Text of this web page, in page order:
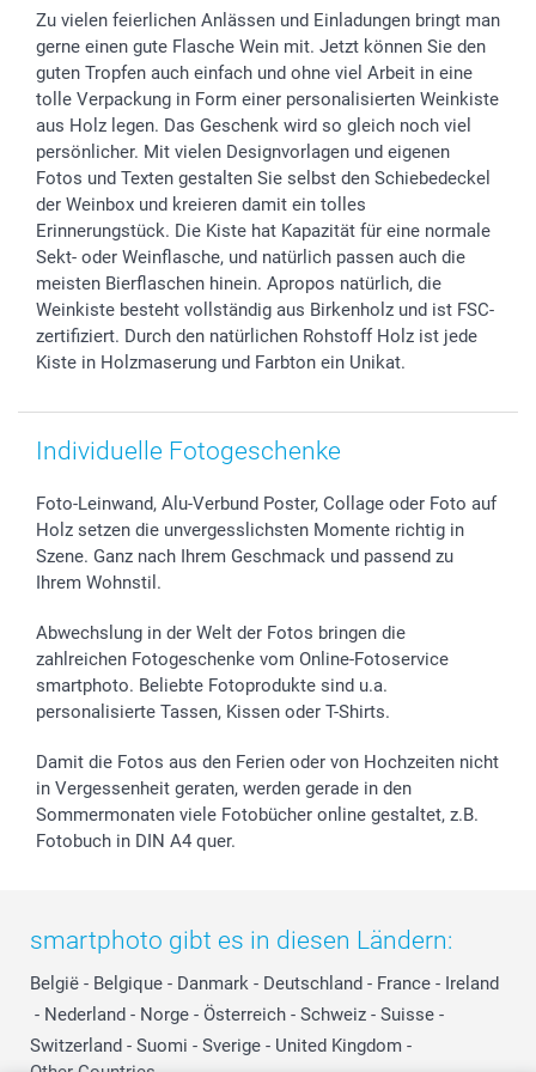
Sticker & Etiketten
Geschenk-Gutscheine (PDF)
Presse
Partnerprogramme
Investor Relations
B2B smartbusiness
Widerrufsrecht
Kommunion & Konfirmation
Hochzeit
Geburtstag
Geburt
Zu allen Anlässen
48h Lieferung
Zahlungsmöglichkeiten
Anmelden /Registrieren
Sitemap
Status der Bestellung
smartfriends
smartgarantie
smartbonus
Zu vielen feierlichen Anlässen und Einladungen bringt man
gerne einen gute Flasche Wein mit. Jetzt können Sie den
guten Tropfen auch einfach und ohne viel Arbeit in eine
tolle Verpackung in Form einer personalisierten Weinkiste
aus Holz legen. Das Geschenk wird so gleich noch viel
persönlicher. Mit vielen Designvorlagen und eigenen
Fotos und Texten gestalten Sie selbst den Schiebedeckel
der Weinbox und kreieren damit ein tolles
Erinnerungstück. Die Kiste hat Kapazität für eine normale
Sekt- oder Weinflasche, und natürlich passen auch die
meisten Bierflaschen hinein. Apropos natürlich, die
Weinkiste besteht vollständig aus Birkenholz und ist FSC-
zertifiziert. Durch den natürlichen Rohstoff Holz ist jede
Kiste in Holzmaserung und Farbton ein Unikat.
Individuelle Fotogeschenke
Foto-Leinwand, Alu-Verbund Poster, Collage oder Foto auf
Holz setzen die unvergesslichsten Momente richtig in
Szene. Ganz nach Ihrem Geschmack und passend zu
Ihrem Wohnstil.
Abwechslung in der Welt der Fotos bringen die
zahlreichen Fotogeschenke vom Online-Fotoservice
smartphoto. Beliebte Fotoprodukte sind u.a.
personalisierte Tassen, Kissen oder T-Shirts.
Damit die Fotos aus den Ferien oder von Hochzeiten nicht
in Vergessenheit geraten, werden gerade in den
Sommermonaten viele Fotobücher online gestaltet, z.B.
Fotobuch in DIN A4 quer.
smartphoto gibt es in diesen Ländern:
België - Belgique - Danmark - Deutschland - France - Ireland
- Nederland - Norge - Österreich - Schweiz - Suisse -
Switzerland - Suomi - Sverige - United Kingdom -